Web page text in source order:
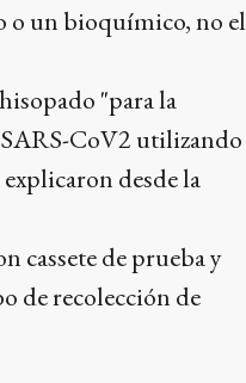
o un bioquímico, no el
"para la
CoV2 utilizando
desde la
cassete de prueba y
de recolección de